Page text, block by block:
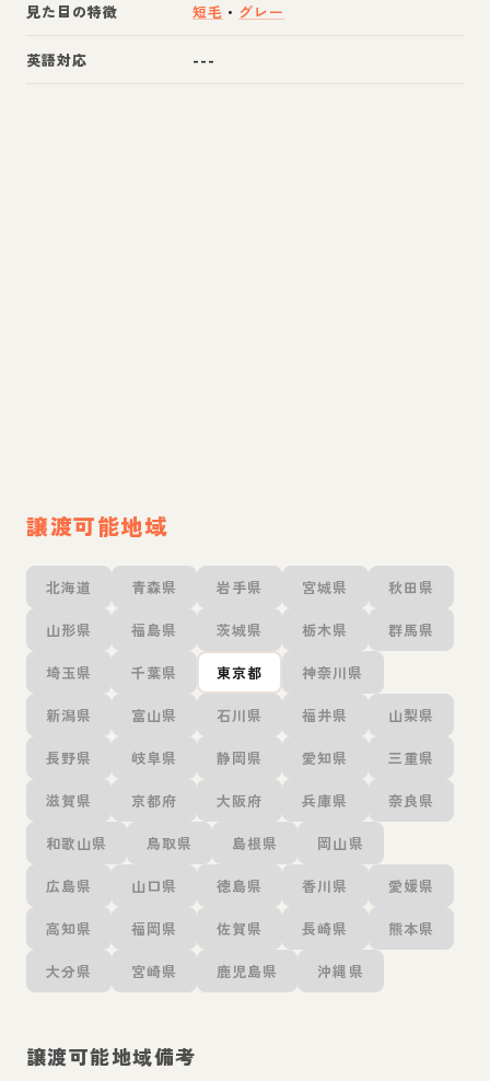
見た目の特徴 短毛 ・ グレー
英語対応 ---
譲渡可能地域
北海道 青森県 岩手県 宮城県 秋田県
山形県 福島県 茨城県 栃木県 群馬県
埼玉県 千葉県 東京都 神奈川県
新潟県 富山県 石川県 福井県 山梨県
長野県 岐阜県 静岡県 愛知県 三重県
滋賀県 京都府 大阪府 兵庫県 奈良県
和歌山県 鳥取県 島根県 岡山県
広島県 山口県 徳島県 香川県 愛媛県
高知県 福岡県 佐賀県 長崎県 熊本県
大分県 宮崎県 鹿児島県 沖縄県
譲渡可能地域備考